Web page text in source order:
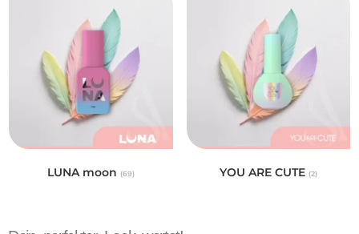
LUNA moon (69) YOU ARE CUTE (2)